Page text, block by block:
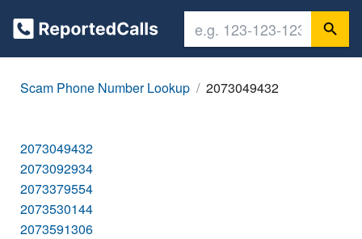
Scam Phone Number Lookup 2073049432
2073049432
2073092934
2073379554
2073530144
2073591306